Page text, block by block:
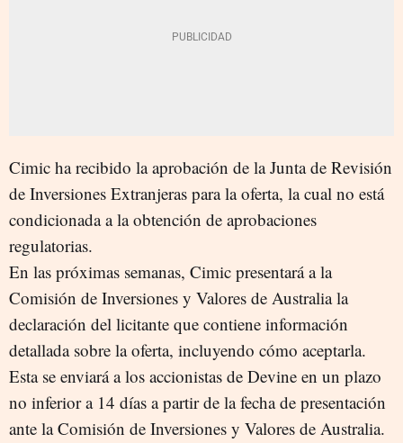
Cimic ha recibido la aprobación de la Junta de Revisión
de Inversiones Extranjeras para la oferta, la cual no está
condicionada a la obtención de aprobaciones
regulatorias.
En las próximas semanas, Cimic presentará a la
Comisión de Inversiones y Valores de Australia la
declaración del licitante que contiene información
detallada sobre la oferta, incluyendo cómo aceptarla.
Esta se enviará a los accionistas de Devine en un plazo
no inferior a 14 días a partir de la fecha de presentación
ante la Comisión de Inversiones y Valores de Australia.